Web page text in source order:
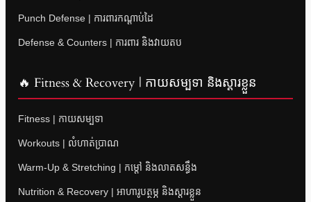
Punch Defense | ការពារកណ្តាប់ដៃ
Defense & Counters | ការពារ និងវាយតប
🔥 Fitness & Recovery | កាយសម្បទា និងស្តារខ្លួន
Fitness | កាយសម្បទា
Workouts | លំហាត់ប្រាណ
Warm-Up & Stretching | កម្តៅ និងលាតសន្ធឹង
Nutrition & Recovery | អាហារូបត្ថម្ភ និងស្តារខ្លួន